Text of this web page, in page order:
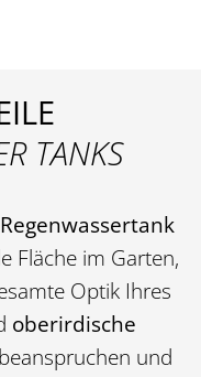
TANKS
Fläche im Garten,
Optik Ihres
oberirdische
und